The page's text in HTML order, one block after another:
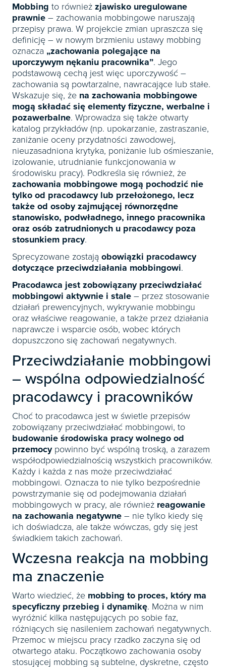
Mobbing to również zjawisko uregulowane
prawnie – zachowania mobbingowe naruszają
przepisy prawa. W projekcie zmian upraszcza się
definicję – w nowym brzmieniu ustawy mobbing
oznacza „zachowania polegające na
uporczywym nękaniu pracownika”. Jego
podstawową cechą jest więc uporczywość –
zachowania są powtarzalne, nawracające lub stałe.
Wskazuje się, że na zachowania mobbingowe
mogą składać się elementy fizyczne, werbalne i
pozawerbalne. Wprowadza się także otwarty
katalog przykładów (np. upokarzanie, zastraszanie,
zaniżanie oceny przydatności zawodowej,
nieuzasadniona krytyka, poniżanie lub ośmieszanie,
izolowanie, utrudnianie funkcjonowania w
środowisku pracy). Podkreśla się również, że
zachowania mobbingowe mogą pochodzić nie
tylko od pracodawcy lub przełożonego, lecz
także od osoby zajmującej równorzędne
stanowisko, podwładnego, innego pracownika
oraz osób zatrudnionych u pracodawcy poza
stosunkiem pracy.
Sprecyzowane zostają obowiązki pracodawcy
dotyczące przeciwdziałania mobbingowi.
Pracodawca jest zobowiązany przeciwdziałać
mobbingowi aktywnie i stale – przez stosowanie
działań prewencyjnych, wykrywanie mobbingu
oraz właściwe reagowanie, a także przez działania
naprawcze i wsparcie osób, wobec których
dopuszczono się zachowań negatywnych.
Przeciwdziałanie mobbingowi
– wspólna odpowiedzialność
pracodawcy i pracowników
Choć to pracodawca jest w świetle przepisów
zobowiązany przeciwdziałać mobbingowi, to
budowanie środowiska pracy wolnego od
przemocypowinno być wspólną troską, a zarazem
współodpowiedzialnością wszystkich pracowników.
Każdy i każda z nas może przeciwdziałać
mobbingowi. Oznacza to nie tylko bezpośrednie
powstrzymanie się od podejmowania działań
mobbingowych w pracy, ale również reagowanie
na zachowania negatywne – nie tylko kiedy się
ich doświadcza, ale także wówczas, gdy się jest
świadkiem takich zachowań.
Wczesna reakcja na mobbing
ma znaczenie
Warto wiedzieć, że mobbing to proces, który ma
specyficzny przebieg i dynamikę. Można w nim
wyróżnić kilka następujących po sobie faz,
różniących się nasileniem zachowań negatywnych.
Przemoc w miejscu pracy rzadko zaczyna się od
otwartego ataku. Początkowo zachowania osoby
stosującej mobbing są subtelne, dyskretne, często